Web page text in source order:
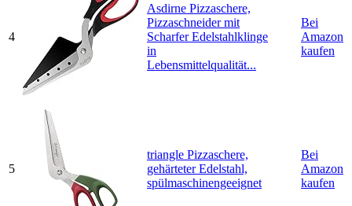
4
Asdirne Pizzaschere,
Pizzaschneider mit
Scharfer Edelstahlklinge
in
Lebensmittelqualität...
Bei
Amazon
kaufen
5
triangle Pizzaschere,
gehärteter Edelstahl,
spülmaschinengeeignet
Bei
Amazon
kaufen